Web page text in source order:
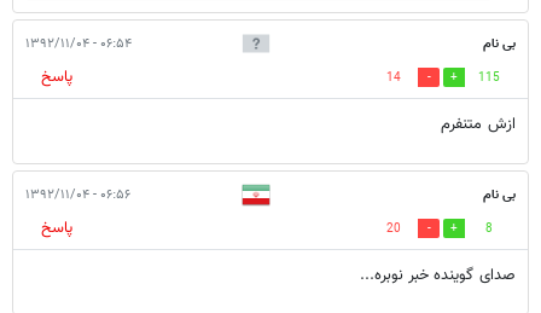
بی نام ۰۶:۵۴ - ۱۳۹۲/۱۱/۰۴
115
14
پاسخ
ازش متنفرم
بی نام ۰۶:۵۶ - ۱۳۹۲/۱۱/۰۴
8
20
پاسخ
صدای گوینده خبر نوبره...